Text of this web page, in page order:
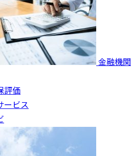
金融機関
評価
ービス